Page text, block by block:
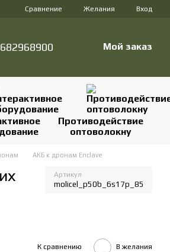
Сравнение Желания Вход
Мой заказ
Противодействие
оптоволокну
АКБ к дронам Enclave
Артикул
molicel_p50b_6s17p_85
К сравнению В желания